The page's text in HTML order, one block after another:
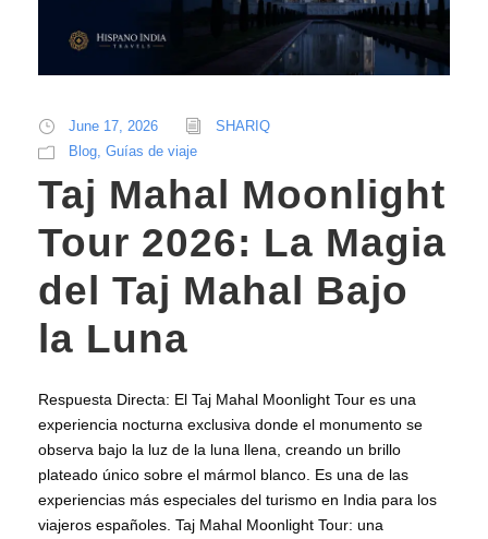
June 17, 2026
SHARIQ
Blog Guías de viaje
Taj Mahal Moonlight
Tour 2026: La Magia
del Taj Mahal Bajo
la Luna
Respuesta Directa: El Taj Mahal Moonlight Tour es una
experiencia nocturna exclusiva donde el monumento se
observa bajo la luz de la luna llena, creando un brillo
plateado único sobre el mármol blanco. Es una de las
experiencias más especiales del turismo en India para los
viajeros españoles. Taj Mahal Moonlight Tour: una